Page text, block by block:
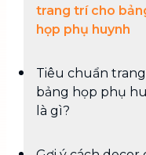
trang trí cho
họp phụ huynh
Tiêu chuẩn
bảng họp phụ
là gì?